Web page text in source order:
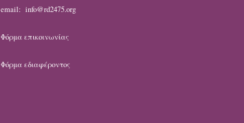
email: info@rd2475.org
Φόρμα επικοινωνίας
Φόρμα εδιαφέροντος